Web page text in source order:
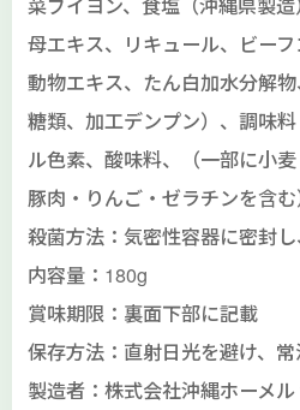
母エキス、リキュール、ビーフ
動物エキス、たん白加水分解
糖類、加工デンプン）、調味
ル色素、酸味料、（一部に小
豚肉・りんご・ゼラチンを含む
殺菌方法：気密性容器に密封
内容量：180g
賞味期限：裏面下部に記載
保存方法：直射日光を避け、
製造者：株式会社沖縄ホーメ